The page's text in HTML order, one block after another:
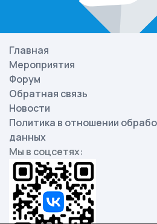
Главная
Мероприятия
Форум
Обратная связь
Новости
Политика в отношении
данных
Мы в соцсетях: